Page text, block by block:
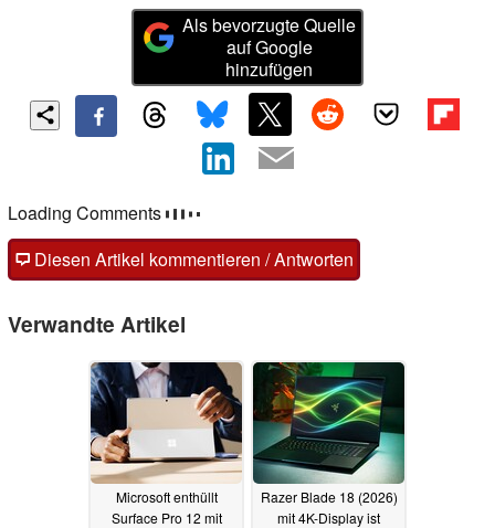
Als bevorzugte Quelle
auf Google
hinzufügen
Loading Comments
Diesen Artikel kommentieren / Antworten
Verwandte Artikel
Microsoft enthüllt
Surface Pro 12 mit
Razer Blade 18 (2026)
mit 4K-Display ist